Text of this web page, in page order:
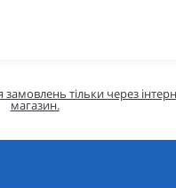
тільки через
магазин.